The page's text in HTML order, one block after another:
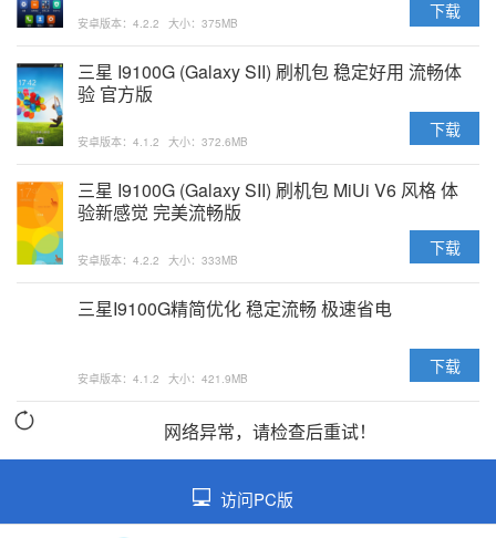
安卓版本：4.2.2 大小：375MB
下载
三星 I9100G (Galaxy SII) 刷机包 稳定好用 流畅体
验 官方版
安卓版本：4.1.2 大小：372.6MB
下载
三星 I9100G (Galaxy SII) 刷机包 MiUi V6 风格 体
验新感觉 完美流畅版
安卓版本：4.2.2 大小：333MB
下载
三星I9100G精简优化 稳定流畅 极速省电
安卓版本：4.1.2 大小：421.9MB
下载
网络异常，请检查后重试！
访问PC版